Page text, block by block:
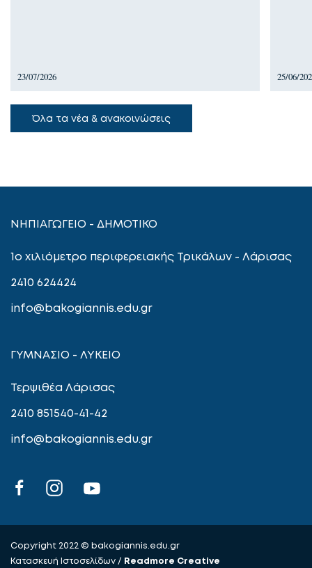
23/07/2026 25/06/
Όλα τα νέα & ανακοινώσεις
ΝΗΠΙΑΓΩΓΕΙΟ - ΔΗΜΟΤΙΚΟ
1ο χιλιόμετρο περιφερειακής Τρικάλων - Λάρισας
2410 624424
info@bakogiannis.edu.gr
ΓΥΜΝΑΣΙΟ - ΛΥΚΕΙΟ
Τερψιθέα Λάρισας
2410 851540-41-42
info@bakogiannis.edu.gr
Copyright 2022 © bakogiannis.edu.gr
Κατασκευή Ιστοσελίδων / Readmore Creative